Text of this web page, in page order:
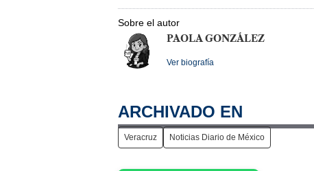
Sobre el autor
PAOLA GONZÁLEZ
Ver biografía
ARCHIVADO EN
Veracruz Noticias Diario de México